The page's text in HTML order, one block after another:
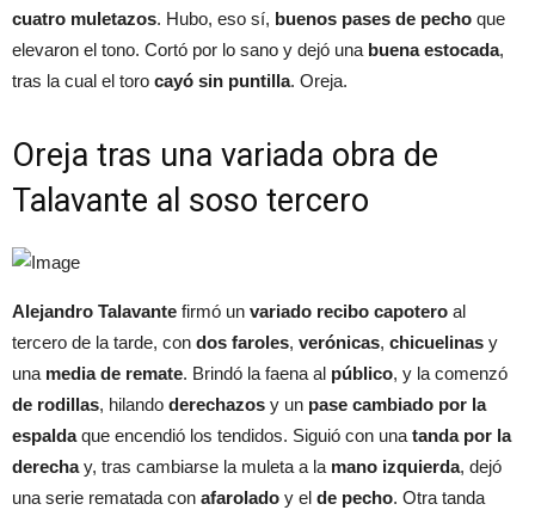
cuatro muletazos. Hubo, eso sí, buenos pases de pecho que
elevaron el tono. Cortó por lo sano y dejó una buena estocada,
tras la cual el toro cayó sin puntilla. Oreja.
Oreja tras una variada obra de
Talavante al soso tercero
Alejandro Talavante firmó un variado recibo capotero al
tercero de la tarde, con dos faroles, verónicas, chicuelinas y
una media de remate. Brindó la faena al público, y la comenzó
de rodillas, hilando derechazos y un pase cambiado por la
espaldaque encendió los tendidos. Siguió con una tanda por la
derechay, tras cambiarse la muleta a la mano izquierda, dejó
una serie rematada con afarolado y el de pecho. Otra tanda